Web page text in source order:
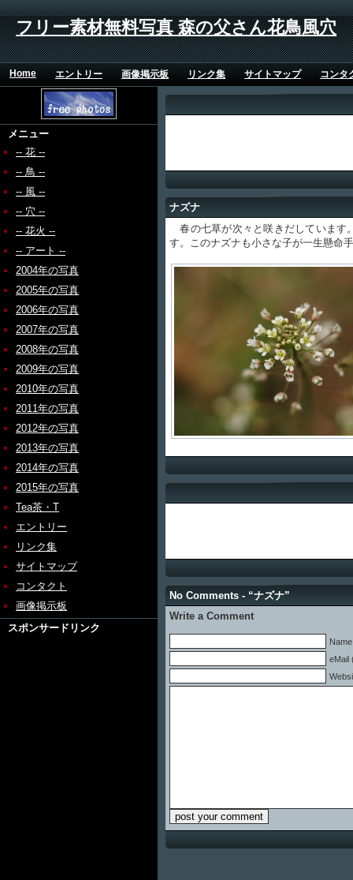
フリー素材無料写真 森の父さん花鳥風穴
Home エントリー 画像掲示板 リンク集 サイトマップ コンタ
メニュー
-- 花 --
-- 鳥 --
-- 風 --
-- 穴 --
-- 花火 --
-- アート --
2004年の写真
2005年の写真
2006年の写真
2007年の写真
2008年の写真
2009年の写真
2010年の写真
2011年の写真
2012年の写真
2013年の写真
2014年の写真
2015年の写真
Tea茶・T
エントリー
リンク集
サイトマップ
コンタクト
画像掲示板
スポンサードリンク
ナズナ
春の七草が次々と咲きだしています
す。このナズナも小さな子が一生懸命
No Comments - “ナズナ”
Write a Comment
eMail